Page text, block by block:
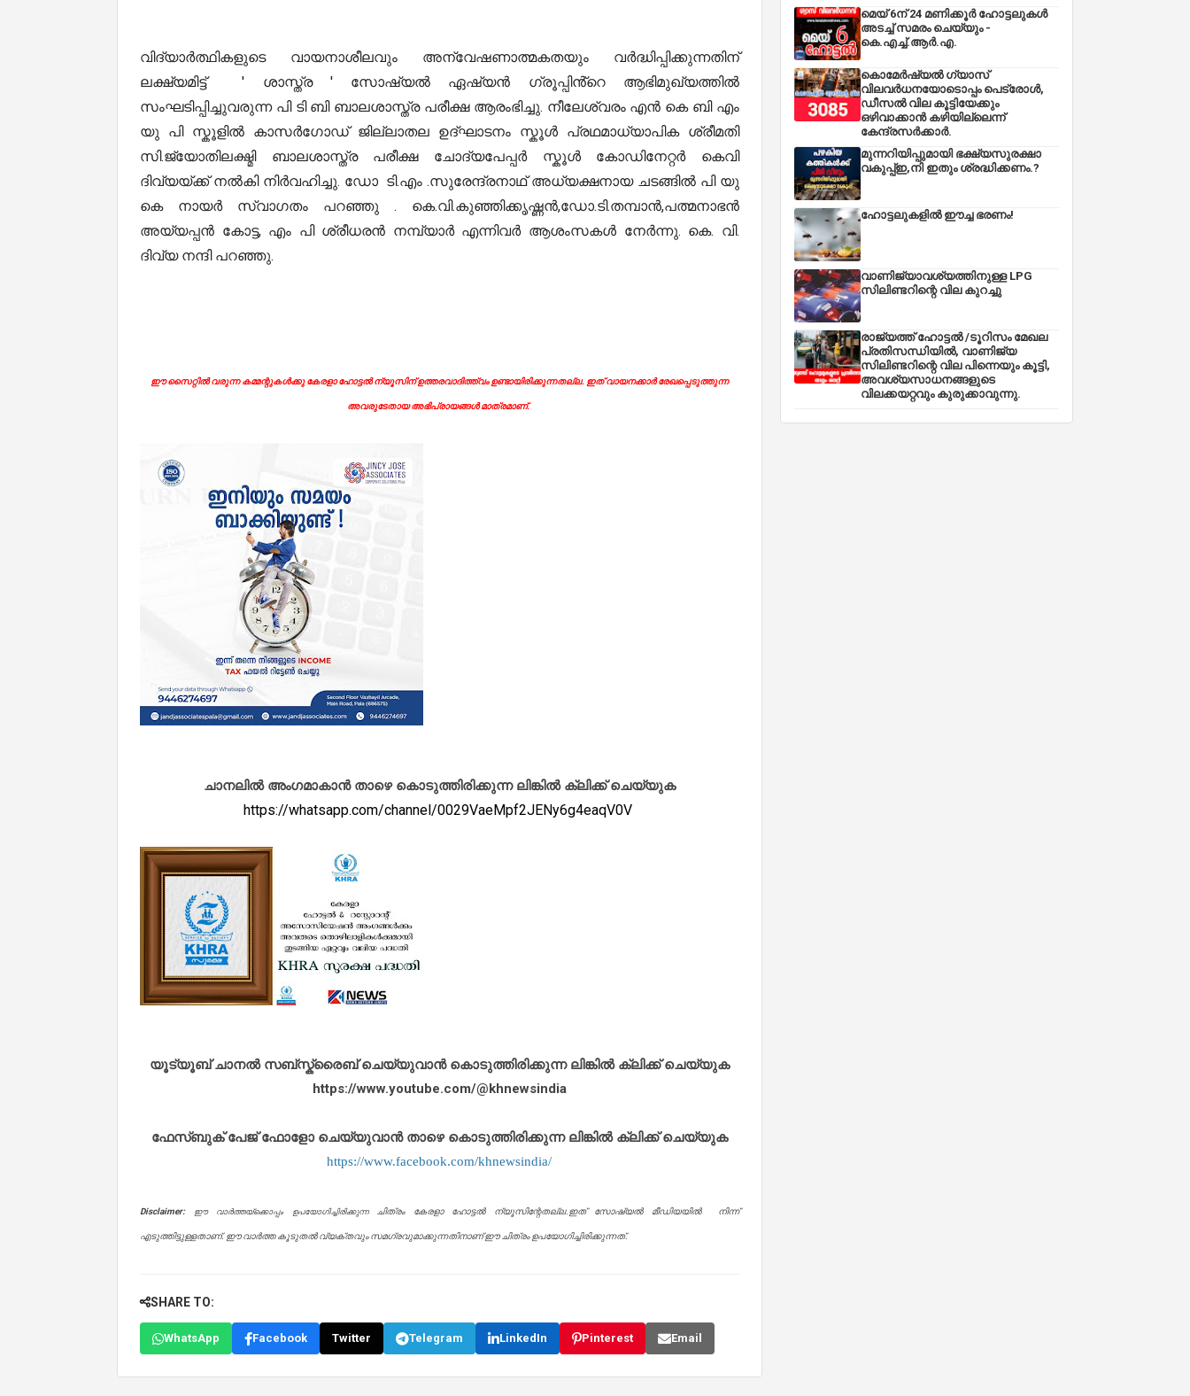
വിദ്യാർത്ഥികളുടെ വായനാശീലവും അന്വേഷണാത്മകതയും വർദ്ധിപ്പിക്കുന്നതിന്
ലക്ഷ്യമിട്ട് ' ശാസ്ത്ര ' സോഷ്യൽ ഏഷ്യൻ ഗ്രൂപ്പിൻ്റെ ആഭിമുഖ്യത്തിൽ
സംഘടിപ്പിച്ചുവരുന്ന പി ടി ബി ബാലശാസ്ത്ര പരീക്ഷ ആരംഭിച്ചു. നീലേശ്വരം എൻ കെ ബി എം
യു പി സ്കൂളിൽ കാസർഗോഡ് ജില്ലാതല ഉദ്ഘാടനം സ്കൂൾ പ്രഥമാധ്യാപിക ശ്രീമതി
സി.ജ്യോതിലക്ഷ്മി ബാലശാസ്ത്ര പരീക്ഷ ചോദ്യപേപ്പർ സ്കൂൾ കോഡിനേറ്റർ കെവി
ദിവ്യയ്ക്ക് നൽകി നിർവഹിച്ചു. ഡോ ടി.എം .സുരേന്ദ്രനാഥ് അധ്യക്ഷനായ ചടങ്ങിൽ പി യു
കെ നായർ സ്വാഗതം പറഞ്ഞു . കെ.വി.കുഞ്ഞിക്കൃഷ്ണൻ,ഡോ.ടി.തമ്പാൻ,പത്മനാഭൻ
അയ്യപ്പൻ കോട്ട, എം പി ശ്രീധരൻ നമ്പ്യാർ എന്നിവർ ആശംസകൾ നേർന്നു. കെ. വി.
ദിവ്യ നന്ദി പറഞ്ഞു.
ഈ സൈറ്റിൽ വരുന്ന കമ്മന്റുകൾക്കു കേരളാ ഹോട്ടൽ ന്യൂസിന് ഉത്തരവാദിത്ത്വം ഉണ്ടായിരിക്കുന്നതല്ല. ഇത് വായനക്കാർ രേഖപ്പെടുത്തുന്ന
അവരുടേതായ അഭിപ്രായങ്ങൾ മാത്രമാണ്.
ചാനലിൽ അംഗമാകാൻ താഴെ കൊടുത്തിരിക്കുന്ന ലിങ്കിൽ ക്ലിക്ക് ചെയ്യുക
https://whatsapp.com/channel/0029VaeMpf2JENy6g4eaqV0V
യൂട്യൂബ് ചാനൽ സബ്സ്ക്രൈബ് ചെയ്യുവാൻ കൊടുത്തിരിക്കുന്ന ലിങ്കിൽ ക്ലിക്ക് ചെയ്യുക
https://www.youtube.com/@khnewsindia
ഫേസ്ബുക് പേജ് ഫോളോ ചെയ്യുവാൻ താഴെ കൊടുത്തിരിക്കുന്ന ലിങ്കിൽ ക്ലിക്ക് ചെയ്യുക
https://www.facebook.com/khnewsindia/
Disclaimer: ഈ വാർത്തയ്ക്കൊപ്പം ഉപയോഗിച്ചിരിക്കുന്ന ചിത്രം കേരളാ ഹോട്ടൽ ന്യൂസിന്റേതല്ല.ഇത് സോഷ്യൽ മീഡിയയിൽ നിന്ന്
എടുത്തിട്ടുള്ളതാണ്. ഈ വാർത്ത കൂടുതൽ വ്യക്തവും സമഗ്രവുമാക്കുന്നതിനാണ് ഈ ചിത്രം ഉപയോഗിച്ചിരിക്കുന്നത്.
SHARE TO:
WhatsApp Facebook Twitter Telegram LinkedIn Pinterest Email
മെയ് 6ന് 24 മണിക്കൂർ ഹോട്ടലുകൾ
അടച്ച് സമരം ചെയ്യും -
കെ.എച്ച്.ആർ.എ.
കൊമേർഷ്യൽ ഗ്യാസ്
വിലവർധനയോടൊപ്പം പെട്രോൾ,
ഡീസല്‍ വില കൂട്ടിയേക്കും
ഒഴിവാക്കാന്‍ കഴിയില്ലെന്ന്
കേന്ദ്രസര്‍ക്കാര്‍.
മുന്നറിയിപ്പുമായി ഭക്ഷ്യസുരക്ഷാ
വകുപ്പ്ഇ,നി ഇതും ശ്രദ്ധിക്കണം.?
ഹോട്ടലുകളിൽ ഈച്ച ഭരണം!
വാണിജ്യാവശ്യത്തിനുള്ള LPG
സിലിണ്ടറിന്റെ വില കുറച്ചു
രാജ്യത്ത് ഹോട്ടൽ /ടൂറിസം മേഖല
പ്രതിസന്ധിയിൽ, വാണിജ്യ
സിലിണ്ടറിന്റെ വില പിന്നെയും കൂട്ടി,
അവശ്യസാധനങ്ങളുടെ
വിലക്കയറ്റവും കുരുക്കാവുന്നു.